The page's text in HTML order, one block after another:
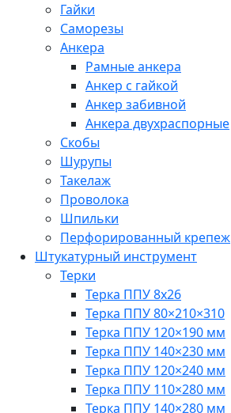
Гайки
Саморезы
Анкера
Рамные анкера
Анкер с гайкой
Анкер забивной
Анкера двухраспорные
Скобы
Шурупы
Такелаж
Проволока
Шпильки
Перфорированный крепеж
Штукатурный инструмент
Терки
Терка ППУ 8х26
Терка ППУ 80×210×310
Терка ППУ 120×190 мм
Терка ППУ 140×230 мм
Терка ППУ 120×240 мм
Терка ППУ 110×280 мм
Терка ППУ 140×280 мм